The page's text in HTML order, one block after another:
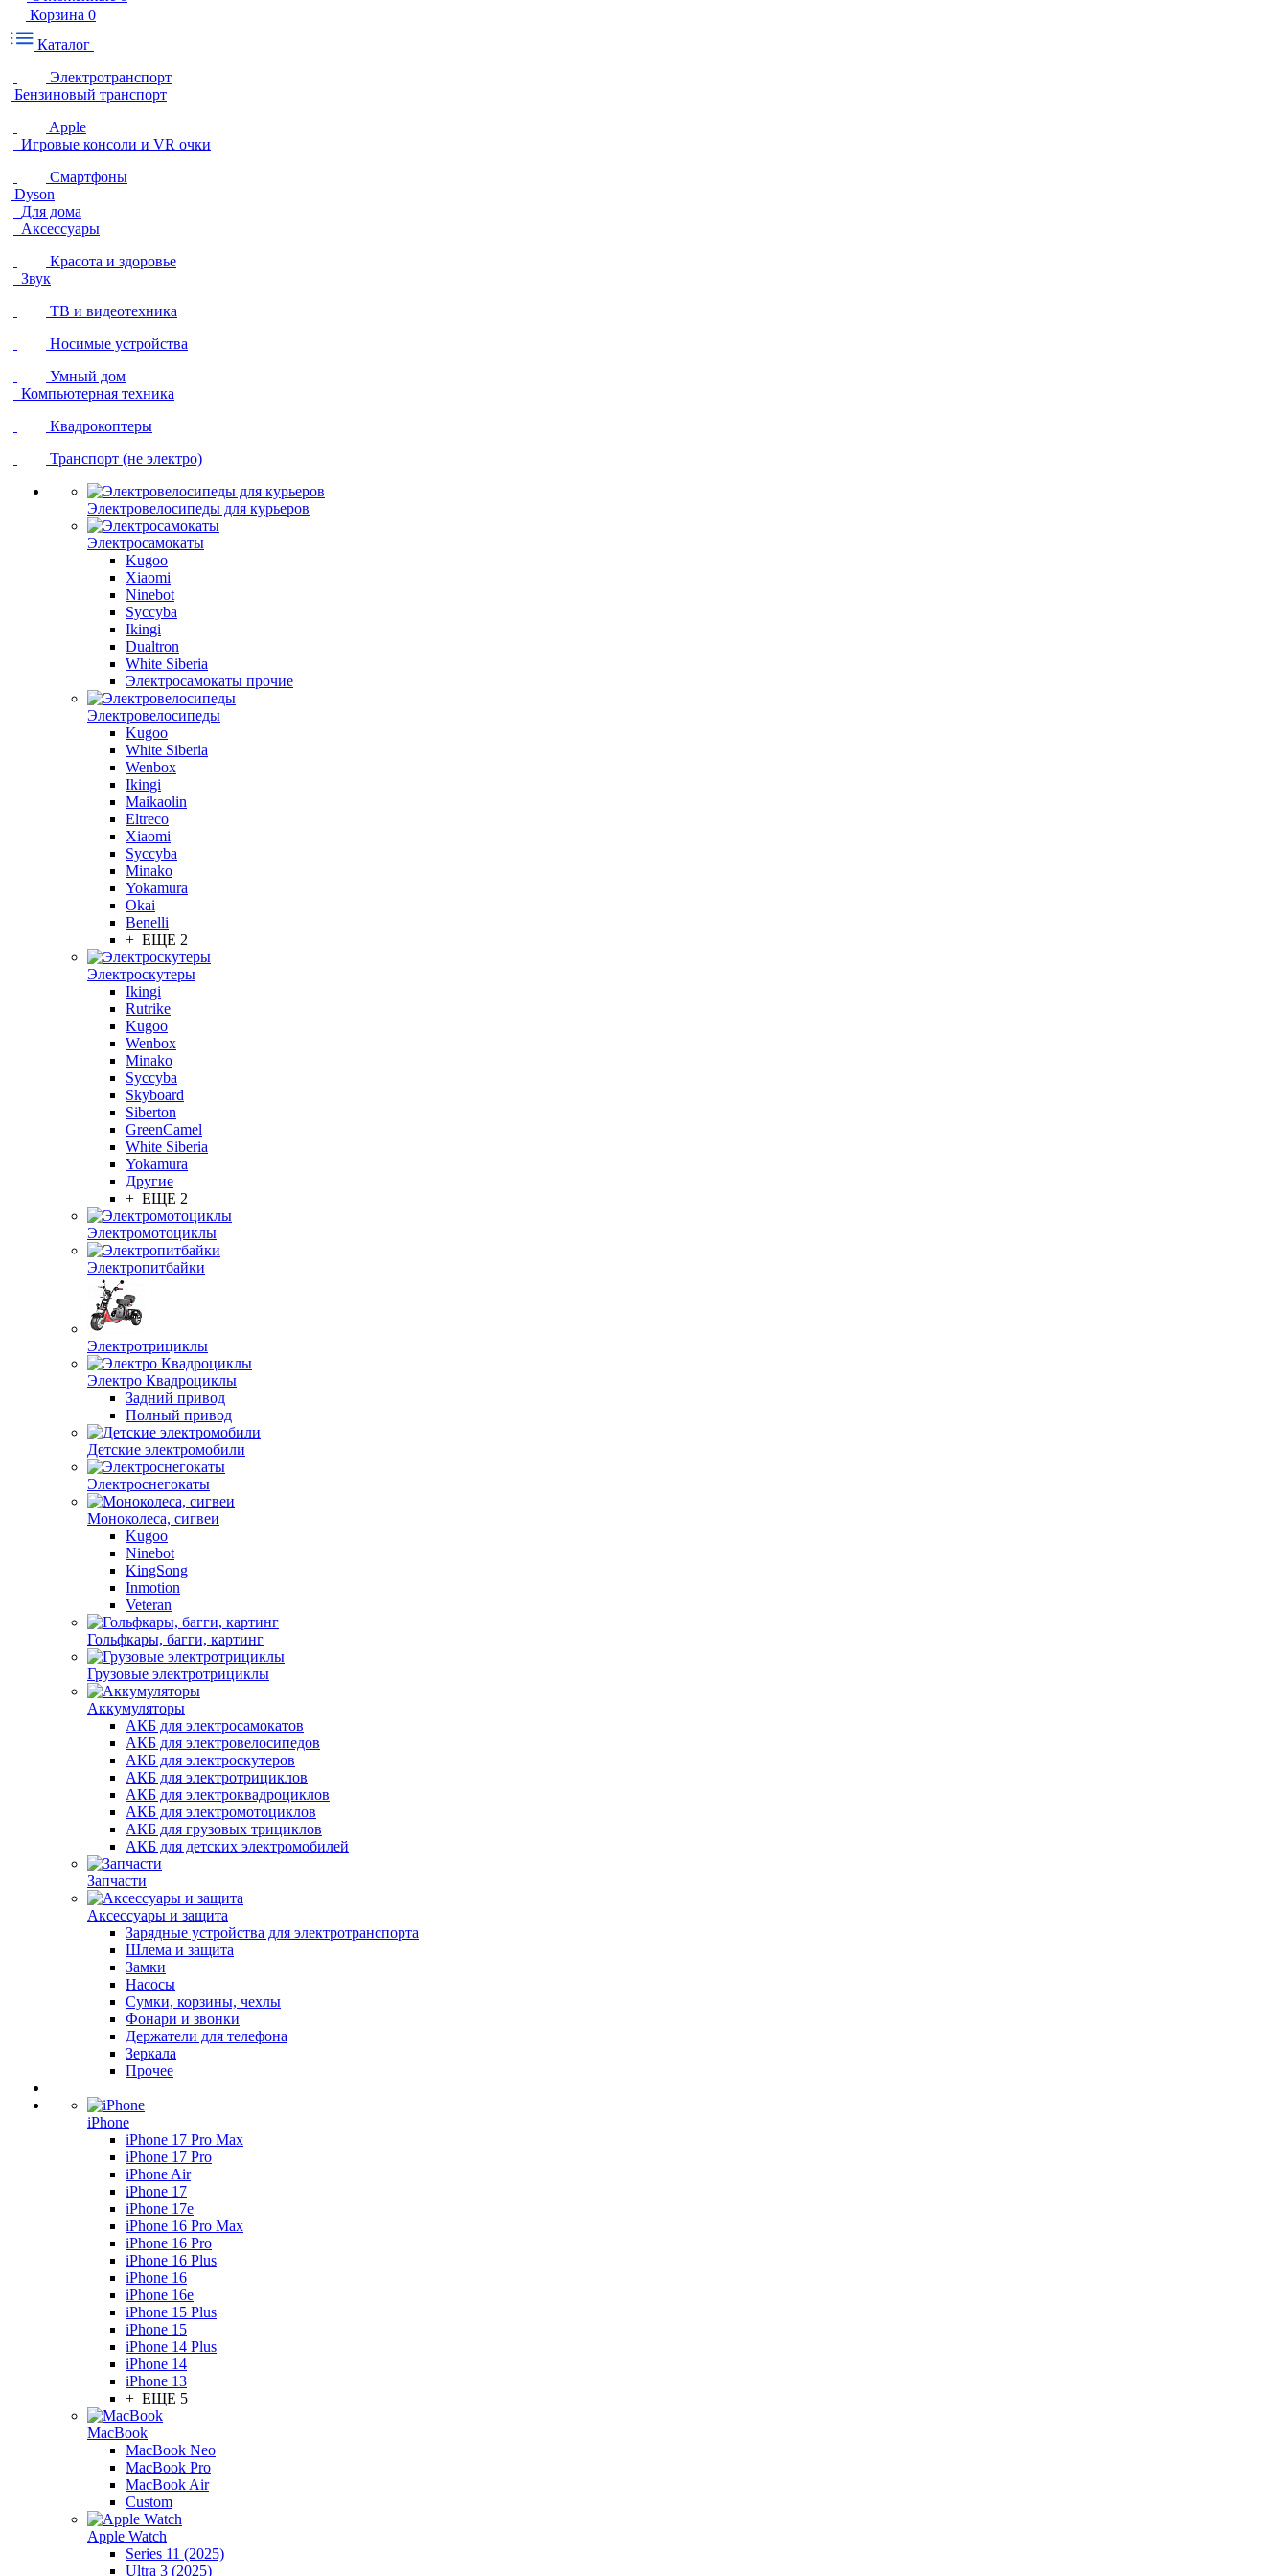
Корзина 0
Каталог
Электротранспорт
Бензиновый транспорт
Apple
Игровые консоли и VR очки
Смартфоны
Dyson
Для дома
Аксессуары
Красота и здоровье
Звук
ТВ и видеотехника
Носимые устройства
Умный дом
Компьютерная техника
Квадрокоптеры
Транспорт (не электро)
Электровелосипеды для курьеров
Электросамокаты
Kugoo
Xiaomi
Ninebot
Syccyba
Ikingi
Dualtron
White Siberia
Электросамокаты прочие
Электровелосипеды
Kugoo
White Siberia
Wenbox
Ikingi
Maikaolin
Eltreco
Xiaomi
Syccyba
Minako
Yokamura
Okai
Benelli
+ ЕЩЕ 2
Электроскутеры
Ikingi
Rutrike
Kugoo
Wenbox
Minako
Syccyba
Skyboard
Siberton
GreenCamel
White Siberia
Yokamura
Другие
+ ЕЩЕ 2
Электромотоциклы
Электропитбайки
Электротрициклы
Электро Квадроциклы
Задний привод
Полный привод
Детские электромобили
Электроснегокаты
Моноколеса, сигвеи
Kugoo
Ninebot
KingSong
Inmotion
Veteran
Гольфкары, багги, картинг
Грузовые электротрициклы
Аккумуляторы
АКБ для электросамокатов
АКБ для электровелосипедов
АКБ для электроскутеров
АКБ для электротрициклов
АКБ для электроквадроциклов
АКБ для электромотоциклов
АКБ для грузовых трициклов
АКБ для детских электромобилей
Запчасти
Аксессуары и защита
Зарядные устройства для электротранспорта
Шлема и защита
Замки
Насосы
Сумки, корзины, чехлы
Фонари и звонки
Держатели для телефона
Зеркала
Прочее
iPhone
iPhone 17 Pro Max
iPhone 17 Pro
iPhone Air
iPhone 17
iPhone 17e
iPhone 16 Pro Max
iPhone 16 Pro
iPhone 16 Plus
iPhone 16
iPhone 16e
iPhone 15 Plus
iPhone 15
iPhone 14 Plus
iPhone 14
iPhone 13
+ ЕЩЕ 5
MacBook
MacBook Neo
MacBook Pro
MacBook Air
Custom
Apple Watch
Series 11 (2025)
Ultra 3 (2025)